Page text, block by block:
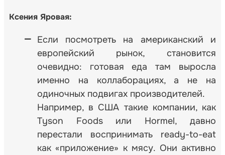
Ксения Яровая:
Если посмотреть на американский и
европейский рынок, становится
очевидно: готовая еда там выросла
именно на коллаборациях, а не на
одиночных подвигах производителей.
Например, в США такие компании, как
Tyson Foods или Hormel, давно
перестали воспринимать ready-to-eat
как «приложение» к мясу. Они активно